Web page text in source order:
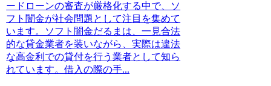
ードローンの審査が厳格化する中で、ソ
フト闇金が社会問題として注目を集めて
います。ソフト闇金だるまは、一見合法
的な貸金業者を装いながら、実際は違法
な高金利での貸付を行う業者として知ら
れています。借入の際の手...